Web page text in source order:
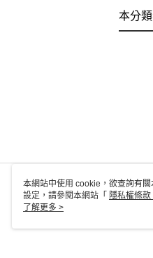
本分
本網站中使用 cookie，欲查詢有
設定，請參閱本網站「 隱私權條款
使用 cookie。
了解更多 >